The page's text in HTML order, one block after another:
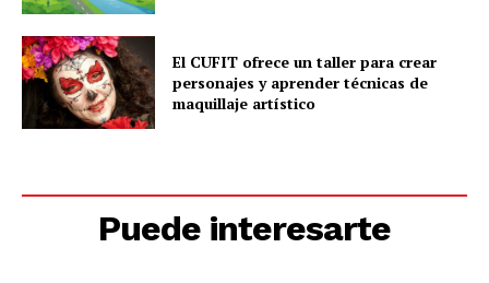
El CUFIT ofrece un taller para crear
personajes y aprender técnicas de
maquillaje artístico
Puede interesarte